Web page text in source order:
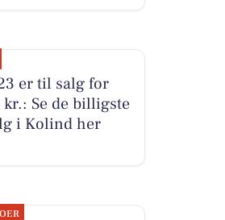
er til salg for
Se de billigste
i Kolind her